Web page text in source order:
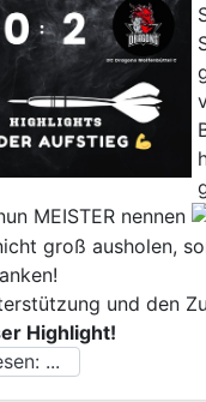
MEISTER nennen
groß ausholen,
und den
Highlight!
...